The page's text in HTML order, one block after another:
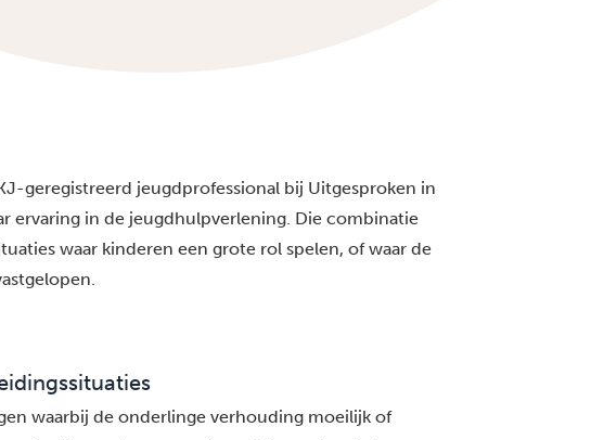
geregistreerd jeugdprofessional bij Uitgesproken in
ervaring in de jeugdhulpverlening. Die combinatie
waar kinderen een grote rol spelen, of waar de
waarbij de onderlinge verhouding moeilijk of